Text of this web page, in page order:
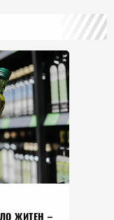
ЖИТЕН –